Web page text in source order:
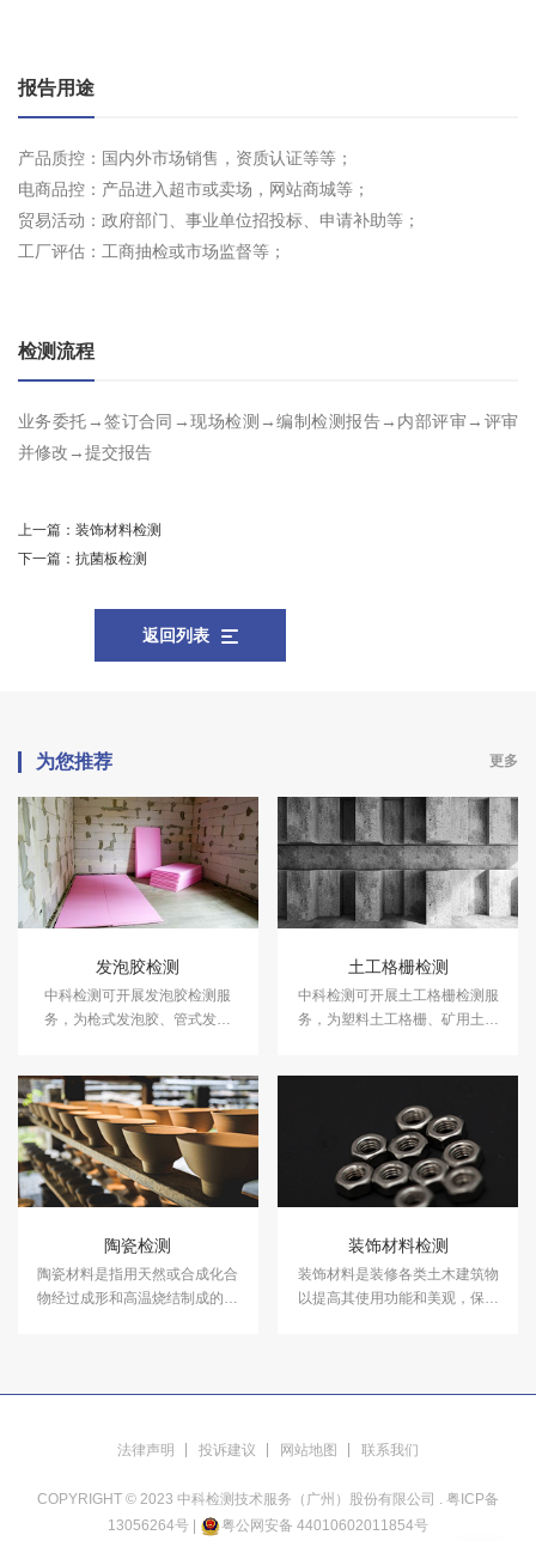
报告用途
产品质控：国内外市场销售，资质认证等等；
电商品控：产品进入超市或卖场，网站商城等；
贸易活动：政府部门、事业单位招投标、申请补助等；
工厂评估：工商抽检或市场监督等；
检测流程
业务委托→签订合同→现场检测→编制检测报告→内部评审→评审
并修改→提交报告
上一篇： 装饰材料检测
下一篇： 抗菌板检测
返回列表
为您推荐 更多
发泡胶检测
中科检测可开展发泡胶检测服
务，为枪式发泡胶、管式发泡
数、硬度、抗剪强度等指标检测
服务。
土工格栅检测
中科检测可开展土工格栅检测服
务，为塑料土工格栅、矿用土工
陶瓷检测
陶瓷材料是指用天然或合成化合
物经过成形和高温烧结制成的一
装饰材料检测
装饰材料是装修各类土木建筑物
以提高其使用功能和美观，保护
中科检测建筑材料检测实验室可
法律声明
投诉建议 网站地图 联系我们
COPYRIGHT © 2023 中科检测技术服务（广州）股份有限公司 . 粤ICP备
13056264号 | 粤公网安备 44010602011854号